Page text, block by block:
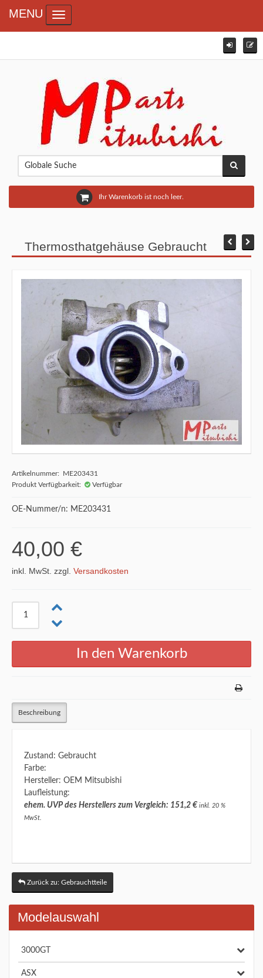
Ihr Warenkorb ist noch leer.
MENU Toggle navigation
Thermosthatgehäuse Gebraucht
Artikelnummer: ME203431
Produkt Verfügbarkeit:
Verfügbar
OE-Nummer/n: ME203431
40,00 €
inkl. MwSt. zzgl. Versandkosten
Beschreibung
Zustand: Gebraucht
Farbe:
Hersteller: OEM Mitsubishi
Laufleistung:
ehem. UVP des Herstellers zum Vergleich: 151,2 € inkl. 20 %
MwSt.
Zurück zu: Gebrauchtteile
Modelauswahl
3000GT
ASX